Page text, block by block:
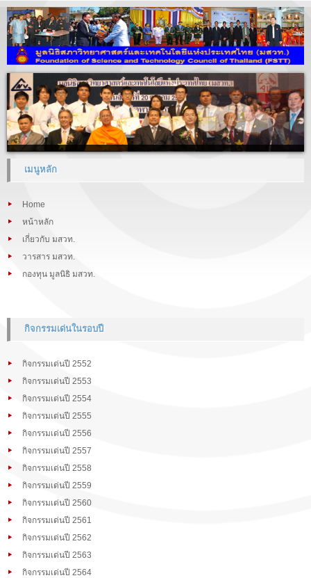
เมนูหลัก
Home
หน้าหลัก
เกี่ยวกับ มสวท.
วารสาร มสวท.
กองทุน มูลนิธิ มสวท.
กิจกรรมเด่นในรอบปี
กิจกรรมเด่นปี 2552
กิจกรรมเด่นปี 2553
กิจกรรมเด่นปี 2554
กิจกรรมเด่นปี 2555
กิจกรรมเด่นปี 2556
กิจกรรมเด่นปี 2557
กิจกรรมเด่นปี 2558
กิจกรรมเด่นปี 2559
กิจกรรมเด่นปี 2560
กิจกรรมเด่นปี 2561
กิจกรรมเด่นปี 2562
กิจกรรมเด่นปี 2563
กิจกรรมเด่นปี 2564